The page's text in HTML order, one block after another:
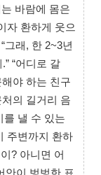
바람에 몸은
자 환하게 웃으
그래, 한 2~3년
“어디로 갈
해야 하는 친구
의 길거리 음
를 낼 수 있는
주변까지 환하
? 아니면 어